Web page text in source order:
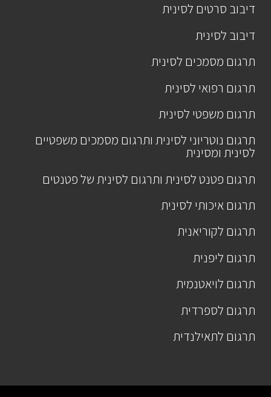
דיבוב סרטים לסינית
דיבוב לסינית
תרגום מסמכים לסינית
תרגום רפואי לסינית
תרגום משפטי לסינית
תרגום נוטריוני לסינית ותרגום מסמכים משפטיים
לסינית ומסינית
תרגום פטנט לסינית ותרגום לסינית של פטנטים
תרגום איכותי לסינית
תרגום לקוריאנית
תרגום ליפנית
תרגום לויאטנמית
תרגום לספרדית
תרגום לתאילנדית